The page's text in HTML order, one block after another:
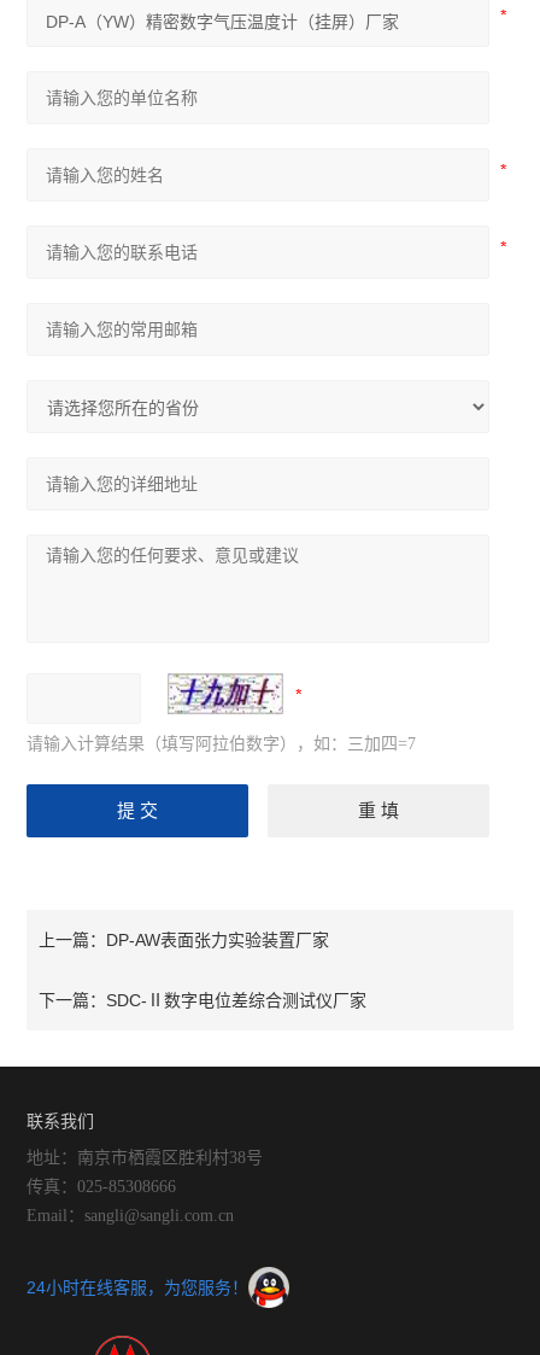
请输入计算结果（填写阿拉伯数字），如：三加四=7
上一篇： DP-AW表面张力实验装置厂家
下一篇： SDC-Ⅱ数字电位差综合测试仪厂家
联系我们
地址：南京市栖霞区胜利村38号
传真：025-85308666
Email：sangli@sangli.com.cn
24小时在线客服，为您服务！